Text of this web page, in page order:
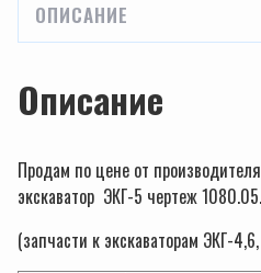
ОПИСАНИЕ
Описание
Продам по цене от
экскаватор ЭКГ-5 чертеж
(запчасти к экскаваторам ЭКГ-